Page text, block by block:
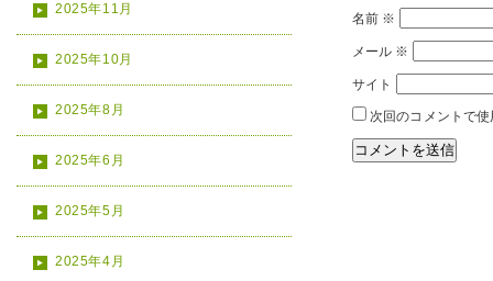
2025年11月
2025年10月
2025年8月
2025年6月
2025年5月
2025年4月
名前 ※
メール ※
サイト
次回のコメントで